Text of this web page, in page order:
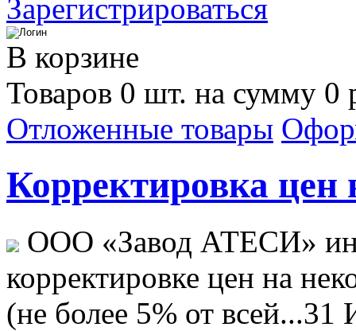
Зарегистрироваться
В корзине
Товаров 0 шт. на сумму 0
Отложенные товары
Корректировка цен
ООО «Завод АТЕСИ»
корректировке цен на
(не более 5% от всей...31